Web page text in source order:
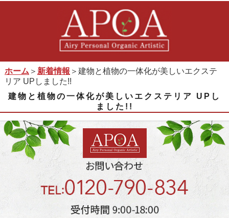
ホーム ＞ 新着情報 ＞建物と植物の一体化が美しいエクステ
リア UPしました!!
建物と植物の一体化が美しいエクステリア UPし
ました!!